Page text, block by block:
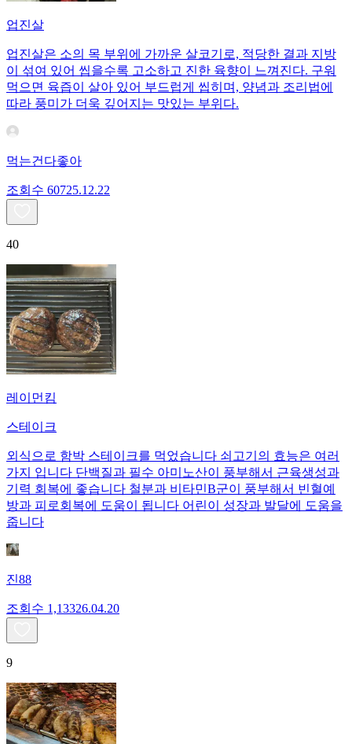
업진살
업진살은 소의 목 부위에 가까운 살코기로, 적당한 결과 지방
이 섞여 있어 씹을수록 고소하고 진한 육향이 느껴진다. 구워
먹으면 육즙이 살아 있어 부드럽게 씹히며, 양념과 조리법에
따라 풍미가 더욱 깊어지는 맛있는 부위다.
먹는건다좋아
조회수 60725.12.22
40
레이먼킴
스테이크
외식으로 함박 스테이크를 먹었습니다 쇠고기의 효능은 여러
가지 입니다 단백질과 필수 아미노산이 풍부해서 근육생성과
기력 회복에 좋습니다 철분과 비타민B군이 풍부해서 빈혈예
방과 피로회복에 도움이 됩니다 어린이 성장과 발달에 도움을
줍니다
진88
조회수 1,13326.04.20
9